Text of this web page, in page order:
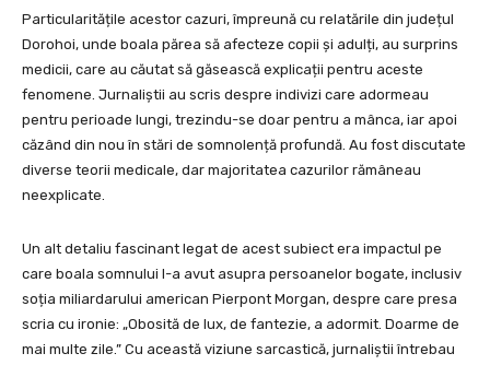
Particularitățile acestor cazuri, împreună cu relatările din județul
Dorohoi, unde boala părea să afecteze copii și adulți, au surprins
medicii, care au căutat să găsească explicații pentru aceste
fenomene. Jurnaliștii au scris despre indivizi care adormeau
pentru perioade lungi, trezindu-se doar pentru a mânca, iar apoi
căzând din nou în stări de somnolență profundă. Au fost discutate
diverse teorii medicale, dar majoritatea cazurilor rămâneau
neexplicate.
Un alt detaliu fascinant legat de acest subiect era impactul pe
care boala somnului l-a avut asupra persoanelor bogate, inclusiv
soția miliardarului american Pierpont Morgan, despre care presa
scria cu ironie: „Obosită de lux, de fantezie, a adormit. Doarme de
mai multe zile.” Cu această viziune sarcastică, jurnaliștii întrebau